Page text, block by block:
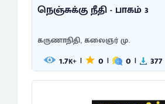
நெஞ்சுக்கு நீதி - பாகம் 3
கருணாநிதி, கலைஞர் மு.
1.7K+ | 0 | 0 | 377